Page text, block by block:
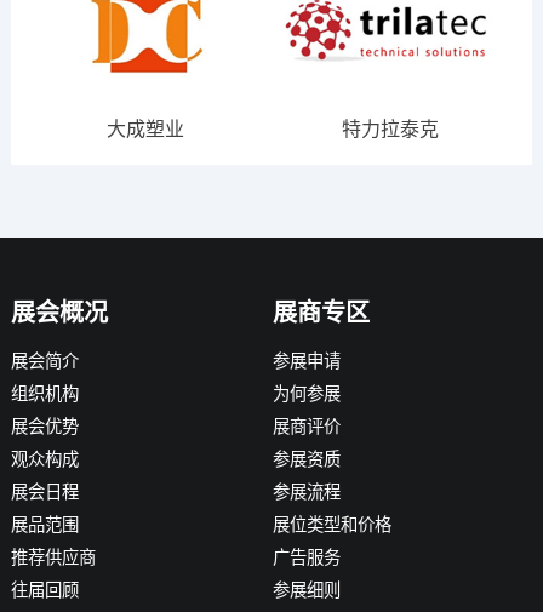
大成塑业 特力拉泰克
展会概况
展会简介
组织机构
展会优势
观众构成
展会日程
展品范围
推荐供应商
往届回顾
展商专区
参展申请
为何参展
展商评价
参展资质
参展流程
展位类型和价格
广告服务
参展细则